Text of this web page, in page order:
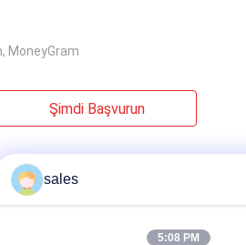
MoneyGram
Şimdi Başvurun
sales
5:08 PM